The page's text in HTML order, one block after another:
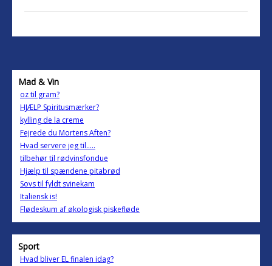
Mad & Vin
oz til gram?
HJÆLP Spiritusmærker?
kylling de la creme
Fejrede du Mortens Aften?
Hvad servere jeg til.....
tilbehør til rødvinsfondue
Hjælp til spændene pitabrød
Sovs til fyldt svinekam
Italiensk is!
Flødeskum af økologisk piskefløde
Sport
Hvad bliver EL finalen idag?